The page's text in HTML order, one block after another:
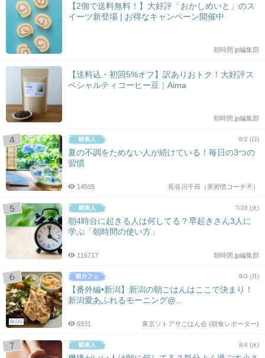
【2個で送料無料！】大好評「おかしめいと」のス
イーツ新登場 | お得なキャンペーン開催中
朝時間.jp編集部
【送料込・初回5%オフ】訳ありおトク！大好評ス
ペシャルティコーヒー豆｜Aima
朝時間.jp編集部
8/2 (日)
夏の不調をためない人が続けている！毎日の3つの
習慣
長谷川千尋（美習慣コーチ🄬）
14505
7/28 (火)
朝4時台に起きる人は何してる？早起きさん3人に
学ぶ「朝時間の使い方」
朝時間.jp編集部
116717
BLOG
8/3 (月)
【番外編•新潟】新潟の朝ごはんはここで決まり！
新潟愛あふれるモーニング@...
東京ソトアサごはん会 (朝食レポーター)
6931
8/4 (火)